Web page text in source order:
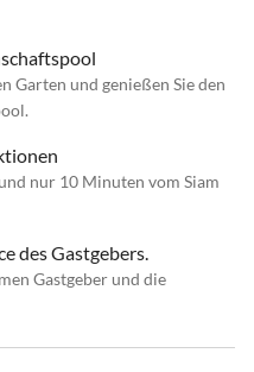
Garten und genießen Sie den
nur 10 Minuten vom Siam
des Gastgebers.
Gastgeber und die